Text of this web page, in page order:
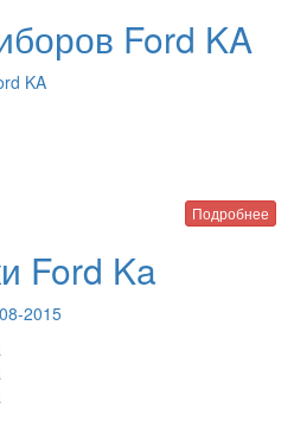
Ford KA
Подробнее
Ford Ka
2015